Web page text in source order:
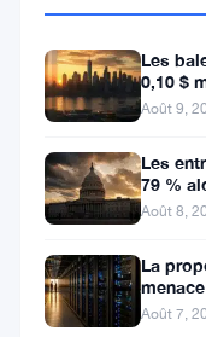
cryptomonnaie
mème
rencontré
des
vents
contraires,
Les
0,10 $
à l’écart
Août 9,
Les
79 %
avant la
Août 8,
La
stakés
Août 7,